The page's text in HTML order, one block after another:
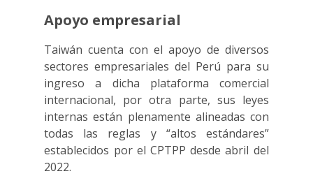
Apoyo empresarial
Taiwán cuenta con el apoyo de diversos
sectores empresariales del Perú para su
ingreso a dicha plataforma comercial
internacional, por otra parte, sus leyes
internas están plenamente alineadas con
todas las reglas y “altos estándares”
establecidos por el CPTPP desde abril del
2022.